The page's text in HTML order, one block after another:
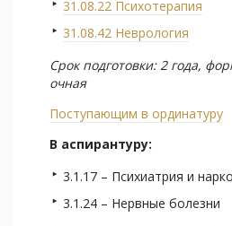
31.08.22 Психотерапия
31.08.42 Неврология
Срок подготовки: 2 года,
очная
Поступающим в ординатуру
В аспирантуру:
3.1.17 – Психиатрия и
3.1.24 – Нервные болезни